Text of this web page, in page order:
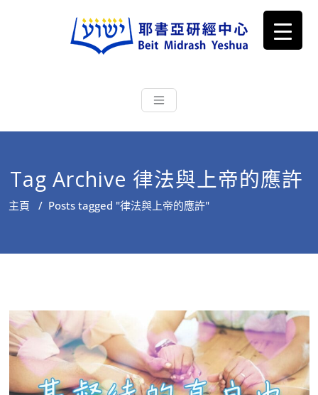
耶書亞研經中心
根源明白聖經，成為更好的門徒
Tag Archive 律法與上帝的應許
主頁 / Posts tagged "律法與上帝的應許"